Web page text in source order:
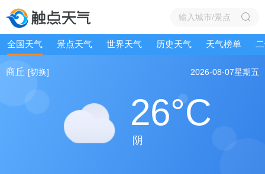
全国天气 景点天气 世界天气 历史天气 天气榜单
商丘 [切换] 2026-08-07星期五
26°C
阴